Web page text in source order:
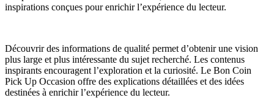
inspirations conçues pour enrichir l’expérience du lecteur.
Découvrir des informations de qualité permet d’obtenir une vision
plus large et plus intéressante du sujet recherché. Les contenus
inspirants encouragent l’exploration et la curiosité. Le Bon Coin
Pick Up Occasion offre des explications détaillées et des idées
destinées à enrichir l’expérience du lecteur.